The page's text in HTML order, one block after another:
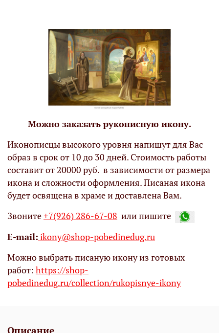
Можно заказать рукописную икону.
Иконописцы высокого уровня напишут для Вас
образ в срок от 10 до 30 дней. Стоимость работы
составит от 20000 руб. в зависимости от размера
икона и сложности оформления. Писаная икона
будет освящена в храме и доставлена Вам.
Звоните+7(926) 286-67-08 или пишите
Е-mail: ikony@shop-pobedinedug.ru
Можно выбрать писаную икону из готовых
работ: https://shop-
pobedinedug.ru/collection/rukopisnye-ikony
Описание